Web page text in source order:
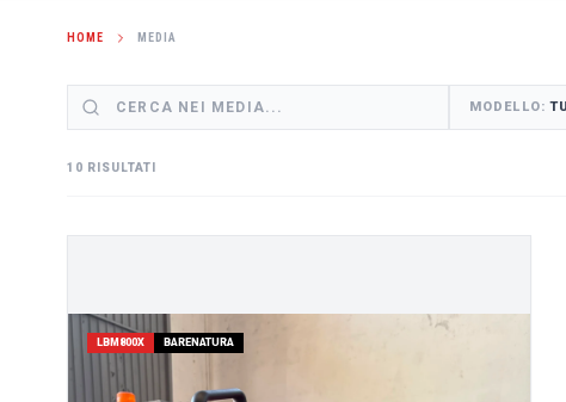
HOME MEDIA
MODELLO:
10 RISULTATI
LBM800X BARENATURA